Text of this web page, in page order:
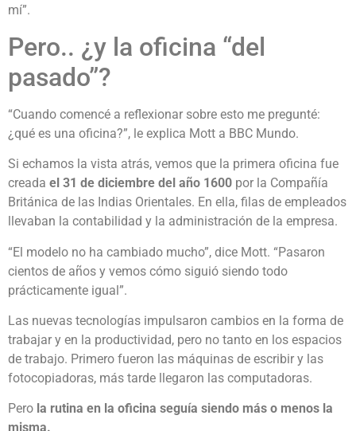
mí”.
Pero.. ¿y la oficina “del
pasado”?
“Cuando comencé a reflexionar sobre esto me pregunté:
¿qué es una oficina?”, le explica Mott a BBC Mundo.
Si echamos la vista atrás, vemos que la primera oficina fue
creada el 31 de diciembre del año 1600 por la Compañía
Británica de las Indias Orientales. En ella, filas de empleados
llevaban la contabilidad y la administración de la empresa.
“El modelo no ha cambiado mucho”, dice Mott. “Pasaron
cientos de años y vemos cómo siguió siendo todo
prácticamente igual”.
Las nuevas tecnologías impulsaron cambios en la forma de
trabajar y en la productividad, pero no tanto en los espacios
de trabajo. Primero fueron las máquinas de escribir y las
fotocopiadoras, más tarde llegaron las computadoras.
Pero la rutina en la oficina seguía siendo más o menos la
misma.